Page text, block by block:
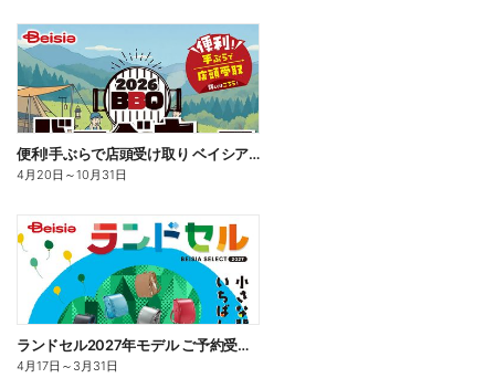
便利!手ぶらで店頭受け取り ベイシアBBQカタログ ご予約受付中!
4月20日 ～10月31日
ランドセル2027年モデル ご予約受付中!
4月17日 ～ 3月31日